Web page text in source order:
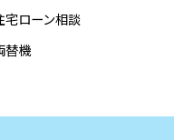
宅ローン相談
替機